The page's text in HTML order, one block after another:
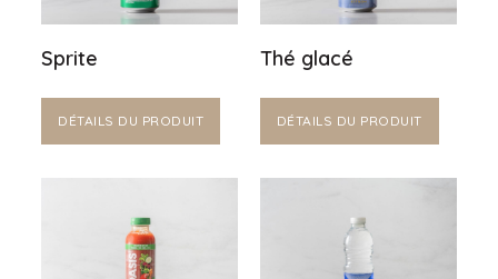
Sprite
DÉTAILS DU PRODUIT
Thé glacé
DÉTAILS DU PRODUIT